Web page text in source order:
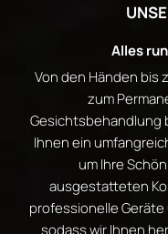
Alles
Von den Händen bis
zum
Gesichtsbehandlung
Ihnen ein
um Ihre
ausgestatteten
professionelle
sodass wir Ihnen